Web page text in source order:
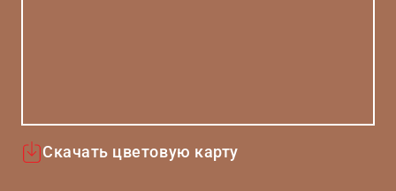
Скачать цветовую карту